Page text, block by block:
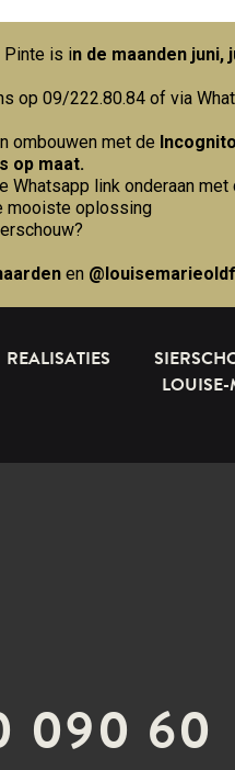
Pinte is in de maanden
op 09/222.80.84 of via
ombouwen met de
op maat.
link onderaan met
mooiste oplossing
en
REALISATIES
090 60